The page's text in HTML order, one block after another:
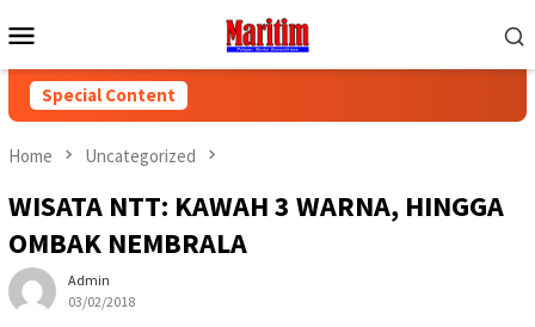
to
Menu
Special Content
Home Uncategorized
WISATA NTT: KAWAH 3 WARNA, HINGGA
OMBAK NEMBRALA
Admin
03/02/2018